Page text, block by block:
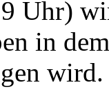
Uhr)
in
wird.